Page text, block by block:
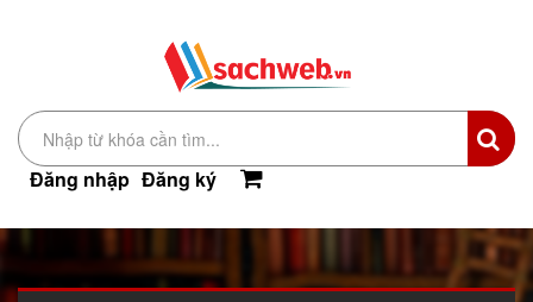
Đăng nhập Đăng ký